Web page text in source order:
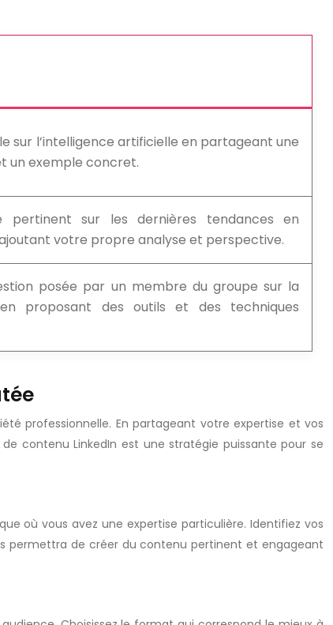
sur l’intelligence artificielle en partageant une
un exemple concret.
pertinent sur les dernières tendances en
votre propre analyse et perspective.
posée par un membre du groupe sur la
proposant des outils et des techniques
professionnelle. En partageant votre expertise et vos
contenu LinkedIn est une stratégie puissante pour se
où vous avez une expertise particulière. Identifiez vos
permettra de créer du contenu pertinent et engageant